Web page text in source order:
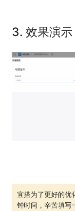
3. 效果演示
宜搭为了更好的优
钟时间，辛苦填写